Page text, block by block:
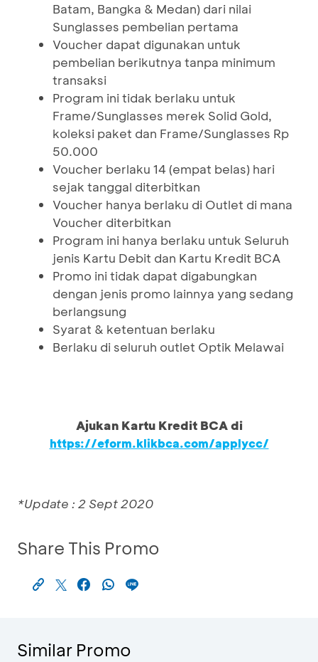
Batam, Bangka & Medan) dari nilai
Sunglasses pembelian pertama
Voucher dapat digunakan untuk
pembelian berikutnya tanpa minimum
transaksi
Program ini tidak berlaku untuk
Frame/Sunglasses merek Solid Gold,
koleksi paket dan Frame/Sunglasses Rp
50.000
Voucher berlaku 14 (empat belas) hari
sejak tanggal diterbitkan
Voucher hanya berlaku di Outlet di mana
Voucher diterbitkan
Program ini hanya berlaku untuk Seluruh
jenis Kartu Debit dan Kartu Kredit BCA
Promo ini tidak dapat digabungkan
dengan jenis promo lainnya yang sedang
berlangsung
Syarat & ketentuan berlaku
Berlaku di seluruh outlet Optik Melawai
Ajukan Kartu Kredit BCA di
https://eform.klikbca.com/applycc/
*Update : 2 Sept 2020
Share This Promo
Similar Promo